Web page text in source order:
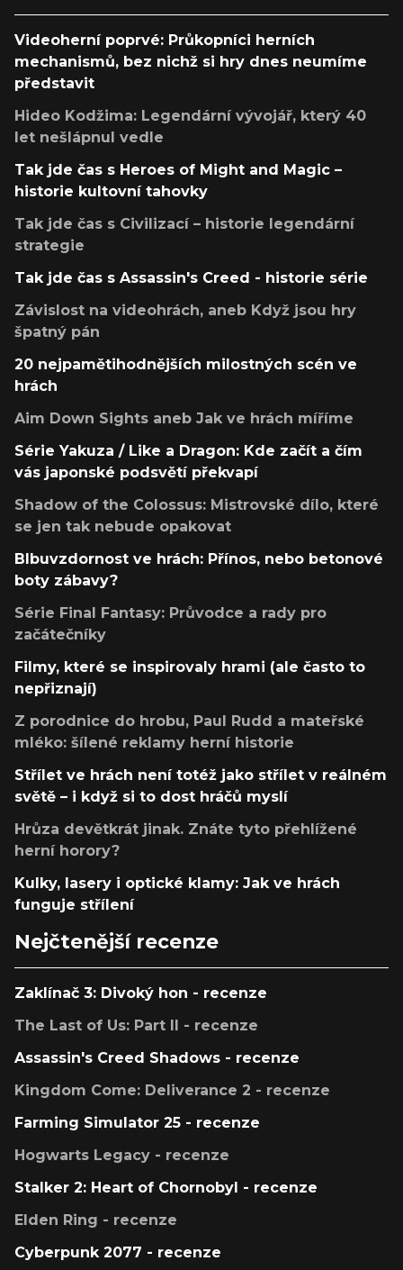
Videoherní poprvé: Průkopníci herních
mechanismů, bez nichž si hry dnes neumíme
představit
Hideo Kodžima: Legendární vývojář, který 40
let nešlápnul vedle
Tak jde čas s Heroes of Might and Magic –
historie kultovní tahovky
Tak jde čas s Civilizací – historie legendární
strategie
Tak jde čas s Assassin's Creed - historie série
Závislost na videohrách, aneb Když jsou hry
špatný pán
20 nejpamětihodnějších milostných scén ve
hrách
Aim Down Sights aneb Jak ve hrách míříme
Série Yakuza / Like a Dragon: Kde začít a čím
vás japonské podsvětí překvapí
Shadow of the Colossus: Mistrovské dílo, které
se jen tak nebude opakovat
Blbuvzdornost ve hrách: Přínos, nebo betonové
boty zábavy?
Série Final Fantasy: Průvodce a rady pro
začátečníky
Filmy, které se inspirovaly hrami (ale často to
nepřiznají)
Z porodnice do hrobu, Paul Rudd a mateřské
mléko: šílené reklamy herní historie
Střílet ve hrách není totéž jako střílet v reálném
světě – i když si to dost hráčů myslí
Hrůza devětkrát jinak. Znáte tyto přehlížené
herní horory?
Kulky, lasery i optické klamy: Jak ve hrách
funguje střílení
Nejčtenější recenze
Zaklínač 3: Divoký hon - recenze
The Last of Us: Part II - recenze
Assassin's Creed Shadows - recenze
Kingdom Come: Deliverance 2 - recenze
Farming Simulator 25 - recenze
Hogwarts Legacy - recenze
Stalker 2: Heart of Chornobyl - recenze
Elden Ring - recenze
Cyberpunk 2077 - recenze